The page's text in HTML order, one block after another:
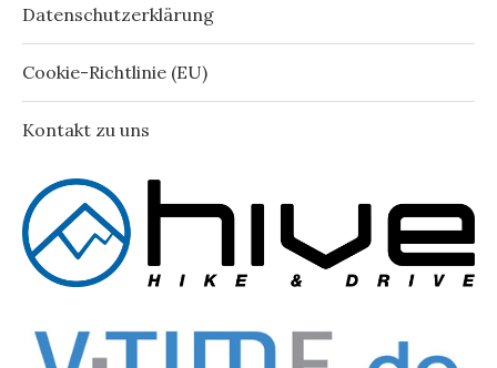
Datenschutzerklärung
Cookie-Richtlinie (EU)
Kontakt zu uns